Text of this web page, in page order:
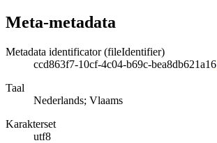
Meta-metadata
Metadata identificator (fileIdentifier)
ccd863f7-10cf-4c04-b69c-bea8db621a16
Taal
Nederlands; Vlaams
Karakterset
utf8